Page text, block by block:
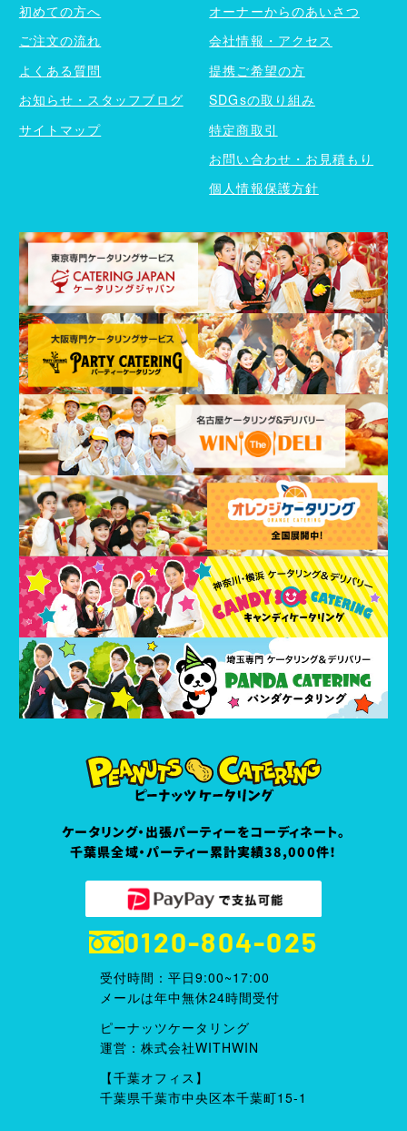
ケータリング・出張パーティーをコーディネート。
千葉県全域・パーティー累計実績38,000件！
0120-804-025
受付時間：平日9:00~17:00
メールは年中無休24時間受付
ピーナッツケータリング
運営：株式会社WITHWIN
【千葉オフィス】
千葉県千葉市中央区本千葉町15-1
初めての方へ
ご注文の流れ
よくある質問
お知らせ・スタッフブログ
サイトマップ
オーナーからのあいさつ
会社情報・アクセス
提携ご希望の方
SDGsの取り組み
特定商取引
お問い合わせ・お見積もり
個人情報保護方針